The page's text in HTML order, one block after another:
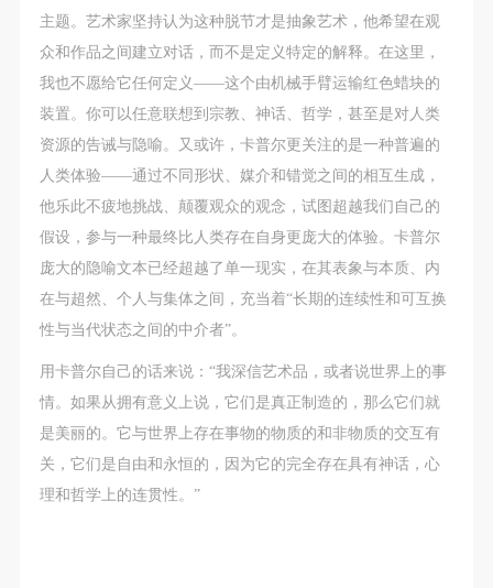
主题。艺术家坚持认为这种脱节才是抽象艺术，他希望在观
众和作品之间建立对话，而不是定义特定的解释。在这里，
我也不愿给它任何定义——这个由机械手臂运输红色蜡块的
装置。你可以任意联想到宗教、神话、哲学，甚至是对人类
资源的告诫与隐喻。又或许，卡普尔更关注的是一种普遍的
人类体验——通过不同形状、媒介和错觉之间的相互生成，
他乐此不疲地挑战、颠覆观众的观念，试图超越我们自己的
假设，参与一种最终比人类存在自身更庞大的体验。卡普尔
庞大的隐喻文本已经超越了单一现实，在其表象与本质、内
在与超然、个人与集体之间，充当着“长期的连续性和可互换
性与当代状态之间的中介者”。
用卡普尔自己的话来说：“我深信艺术品，或者说世界上的事
情。如果从拥有意义上说，它们是真正制造的，那么它们就
是美丽的。它与世界上存在事物的物质的和非物质的交互有
关，它们是自由和永恒的，因为它的完全存在具有神话，心
理和哲学上的连贯性。”